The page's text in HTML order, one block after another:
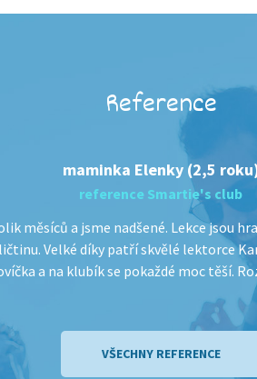
Reference
maminka Elenky (2,5
reference Smartie's club
měsíců a jsme nadšené. Lekce jsou
Velké díky patří skvělé lektorce
a na klubík se pokaždé moc těší.
VŠECHNY REFERENCE